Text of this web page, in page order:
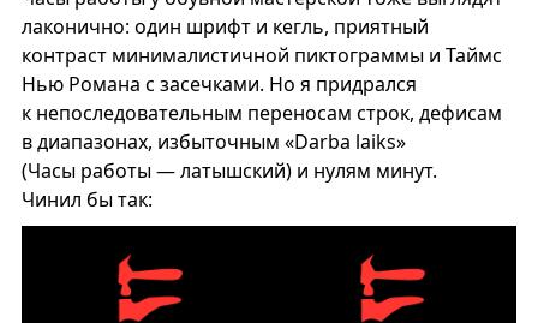
лаконично: один шрифт и кегль, приятный
контраст минималистичной пиктограммы и Таймс
Нью Романа с засечками. Но я придрался
к непоследовательным переносам строк, дефисам
в диапазонах, избыточным «Darba laiks»
(Часы работы — латышский) и нулям минут.
Чинил бы так: